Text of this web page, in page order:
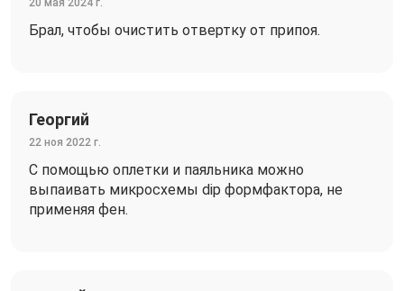
20 мая 2024 г.
Брал, чтобы очистить отвертку от припоя.
Георгий
22 ноя 2022 г.
С помощью оплетки и паяльника можно
выпаивать микросхемы dip формфактора, не
применяя фен.